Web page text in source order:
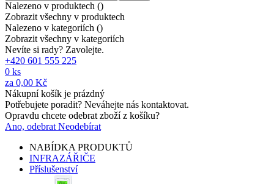
Nalezeno v produktech ()
Zobrazit všechny v produktech
Nalezeno v kategoriích ()
Zobrazit všechny v kategoriích
Nevíte si rady? Zavolejte.
+420 601 555 225
0 ks
za 0,00 Kč
Nákupní košík je prázdný
Potřebujete poradit? Neváhejte nás kontaktovat.
Opravdu chcete odebrat zboží z košíku?
Ano, odebrat Neodebírat
NABÍDKA PRODUKTŮ
INFRAZÁŘIČE
Příslušenství